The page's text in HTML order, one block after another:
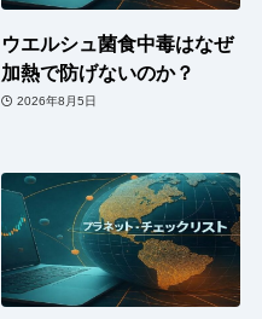
ウエルシュ菌食中毒はなぜ
加熱で防げないのか？
2026年8月5日